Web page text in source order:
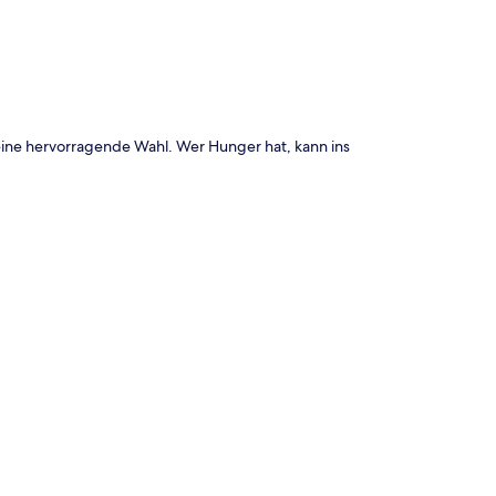
hervorragende Wahl. Wer Hunger hat, kann ins